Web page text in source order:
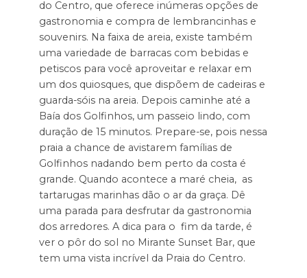
do Centro, que oferece inúmeras opções de
gastronomia e compra de lembrancinhas e
souvenirs. Na faixa de areia, existe também
uma variedade de barracas com bebidas e
petiscos para você aproveitar e relaxar em
um dos quiosques, que dispõem de cadeiras e
guarda-sóis na areia. Depois caminhe até a
Baía dos Golfinhos, um passeio lindo, com
duração de 15 minutos. Prepare-se, pois nessa
praia a chance de avistarem famílias de
Golfinhos nadando bem perto da costa é
grande. Quando acontece a maré cheia, as
tartarugas marinhas dão o ar da graça. Dê
uma parada para desfrutar da gastronomia
dos arredores. A dica para o fim da tarde, é
ver o pôr do sol no Mirante Sunset Bar, que
tem uma vista incrível da Praia do Centro.